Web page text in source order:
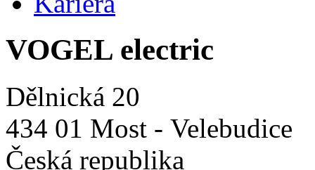
VOGEL electric
Dělnická 20
434 01 Most - Velebudice
Česká republika